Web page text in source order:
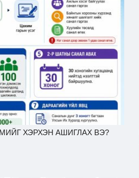
ХЭРХЭН АШИГЛАХ ВЭ?